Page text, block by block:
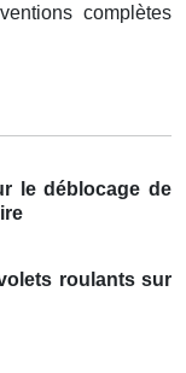
complètes
le déblocage de
roulants sur